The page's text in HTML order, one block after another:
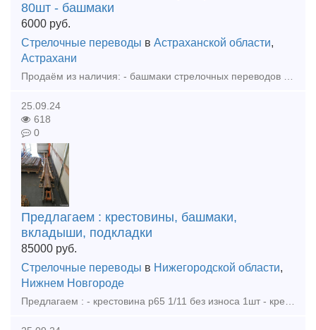
80шт - башмаки
6000 руб.
Стрелочные переводы в Астраханской области,
Астрахани
Продаём из наличия: - башмаки стрелочных переводов рамные скользуны р65 бетон 2768 80шт - башмаки рамные р65 2434 бу 20шт - башмаки крестовиные р65 1/9, 1/11, 1/6 бетон, дерево - вкладыши, лафет
25.09.24
618
0
Предлагаем : крестовины, башмаки,
вкладыши, подкладки
85000 руб.
Стрелочные переводы в Нижегородской области,
Нижнем Новгороде
Предлагаем : - крестовина р65 1/11 без износа 1шт - крестовина р50 1/9 без износа 3шт - башмаки рамные 2768 новые 85шт - башмаки крестовиные р65 1/11, 1/9, 1/6 новые, дерево бетон - вкладыши 4д